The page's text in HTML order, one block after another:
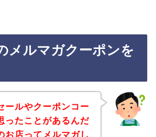
メルマガクーポンを
ールやクーポンコー
ったことがあるんだ
お店ってメルマガし